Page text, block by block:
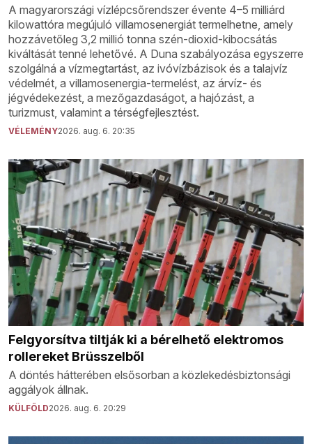
A magyarországi vízlépcsőrendszer évente 4–5 milliárd
kilowattóra megújuló villamosenergiát termelhetne, amely
hozzávetőleg 3,2 millió tonna szén-dioxid-kibocsátás
kiváltását tenné lehetővé. A Duna szabályozása egyszerre
szolgálná a vízmegtartást, az ivóvízbázisok és a talajvíz
védelmét, a villamosenergia-termelést, az árvíz- és
jégvédekezést, a mezőgazdaságot, a hajózást, a
turizmust, valamint a térségfejlesztést.
VÉLEMÉNY2026. aug. 6. 20:35
Felgyorsítva tiltják ki a bérelhető elektromos
rollereket Brüsszelből
A döntés hátterében elsősorban a közlekedésbiztonsági
aggályok állnak.
KÜLFÖLD2026. aug. 6. 20:29